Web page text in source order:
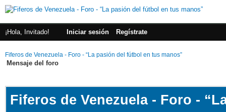
¡Hola, Invitado! Iniciar sesión Regístrate
Fiferos de Venezuela - Foro - “La pasión del fútbol en tus manos”
Mensaje del foro
Fiferos de Venezuela - Foro -